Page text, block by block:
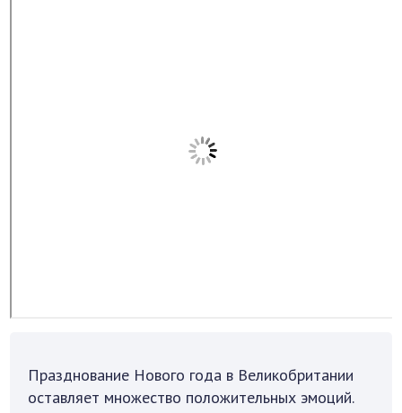
Празднование Нового года в Великобритании
оставляет множество положительных эмоций.